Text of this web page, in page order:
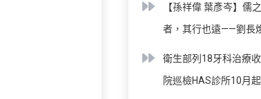
【孫祥偉 葉彥岑】儒
者，其行也遠——劉長
衛生部列18牙科治療
院巡檢HAS診所10月